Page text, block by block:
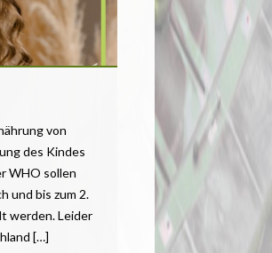
von
des Kindes
WHO sollen
und bis zum 2.
werden. Leider
[…]